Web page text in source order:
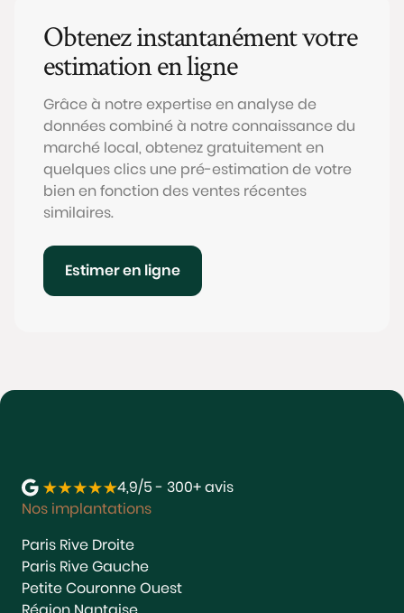
Obtenez instantanément votre
estimation en ligne
Grâce à notre expertise en analyse de
données combiné à notre connaissance du
marché local, obtenez gratuitement en
quelques clics une pré-estimation de votre
bien en fonction des ventes récentes
similaires.
Estimer en ligne
4,9/5 - 300+ avis
Nos implantations
Paris Rive Droite
Paris Rive Gauche
Petite Couronne Ouest